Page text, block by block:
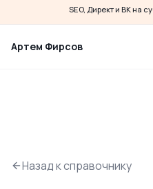
SEO, Директ и ВК на
Артем Фирсов
Назад к справочнику